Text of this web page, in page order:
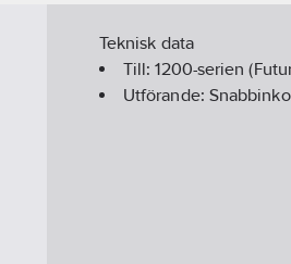
Teknisk data
Till:1200-serien
Utförande: